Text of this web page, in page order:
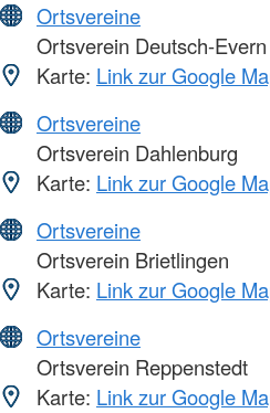
Ortsvereine
Ortsverein Deutsch-Evern
Karte: Link zur Google
Ortsvereine
Ortsverein Dahlenburg
Karte: Link zur Google
Ortsvereine
Ortsverein Brietlingen
Karte: Link zur Google
Ortsvereine
Ortsverein Reppenstedt
Karte: Link zur Google